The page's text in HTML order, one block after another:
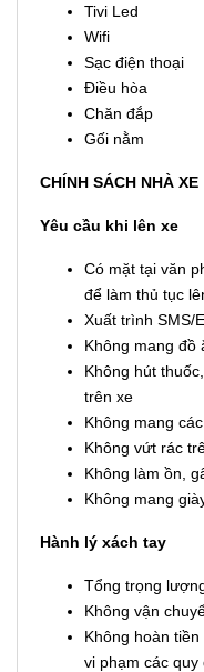
Tivi Led
Wifi
Sạc điện thoại
Điều hòa
Chăn đắp
Gối nằm
CHÍNH SÁCH NHÀ XE
Yêu cầu khi lên xe
Có mặt tại văn
để làm thủ tục
Xuất trình SMS/
Không mang đồ
Không hút
trên xe
Không mang
Không vứt rác
Không làm ồn,
Không mang
Hành lý xách tay
Tổng trọng
Không vận
Không hoàn
vi phạm các quy